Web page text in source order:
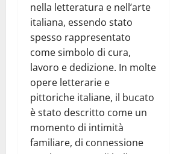
nella letteratura e nell’arte
italiana, essendo stato
spesso rappresentato
come simbolo di cura,
lavoro e dedizione. In molte
opere letterarie e
pittoriche italiane, il bucato
è stato descritto come un
momento di intimità
familiare, di connessione